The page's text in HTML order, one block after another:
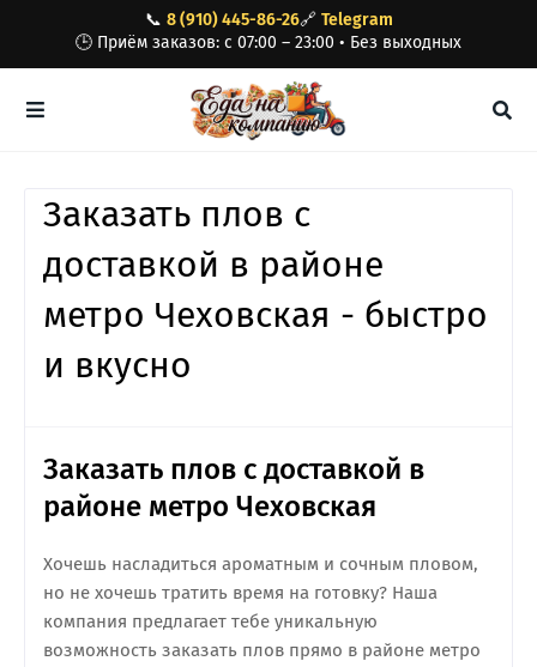
📞 8 (910) 445-86-26🔗 Telegram
🕒 Приём заказов: с 07:00 – 23:00 • Без выходных
Заказать плов с
доставкой в районе
метро Чеховская - быстро
и вкусно
Заказать плов с доставкой в
районе метро Чеховская
Хочешь насладиться ароматным и сочным пловом,
но не хочешь тратить время на готовку? Наша
компания предлагает тебе уникальную
возможность заказать плов прямо в районе метро